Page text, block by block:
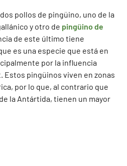
pollos de pingüino, uno de la
y otro de pingüino de
de este último tiene
es una especie que está en
por la influencia
Estos pingüinos viven en zonas
por lo que, al contrario que
la Antártida, tienen un mayor